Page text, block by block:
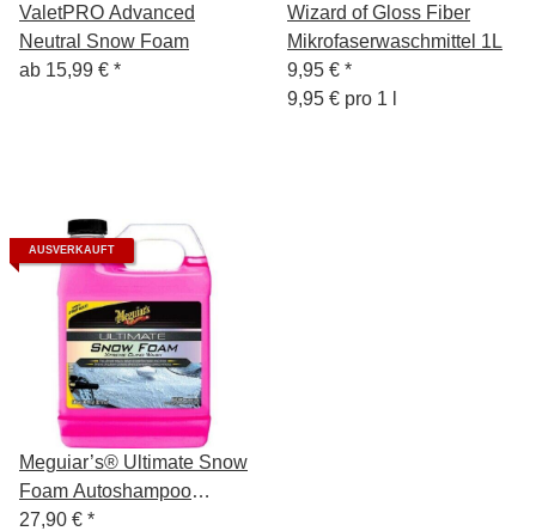
ValetPRO Advanced
Neutral Snow Foam
ab 15,99 € *
Wizard of Gloss Fiber
Mikrofaserwaschmittel 1L
9,95 € *
9,95 € pro 1 l
AUSVERKAUFT
Meguiar’s® Ultimate Snow
Foam Autoshampoo
Vorwäsche für
27,90 € *